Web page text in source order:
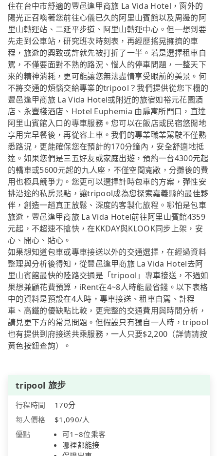
住在台中市舒適的豐邑逢甲商旅 La Vida Hotel，窗外的
陽光正召喚著您前往心儀已久的阿里山賓館以及周邊的阿
里山轉運站、二延平步道、阿里山轉運中心。但一想到要
先走到公車站，研究班次時刻表，再經歷搖晃擁擠的車
程，旅遊的興致或許就先被打折了一半。若是選擇租車自
駕，不僅要面對不熟的路況、惱人的停車問題，一整天下
來的精神消耗，更可能讓您無法盡情享受眼前的美景。何
不將交通的煩惱交給專業的tripool？我們提供從您下榻的
豐邑逢甲商旅 La Vida Hotel或附近的旅宿如裕元花園酒
店、永豐棧酒店、Hotel Euphemia 由扉寓所門口，直達
阿里山賓館入口的專車服務。您可以在飯店或民宿悠閒地
享用完早餐後，再從容上車。我們的專業職業駕駛不僅熟
悉路況，更能確保您在預計的170分鐘內，安全舒適地抵
達。如果您們是三五好友或家庭出遊，預約一台4300元起
的轎車或5600元起的九人座，不僅空間寬敞，分攤後的費
用也極具競爭力。您更可以選擇計時包車的方案，彈性安
排沿途的私房景點，讓tripool成為您探索嘉義縣的最佳夥
伴，創造一趟真正放鬆、深度的客製化旅程。哪怕是包車
旅遊，豐邑逢甲商旅 La Vida Hotel前往阿里山賓館4359
元起，不超速不搶快，在KKDAY與KLOOK同步上架，安
心、開心、貼心。
如果想知道包車或專車接送以外的交通選擇，在經過資料
整理與分析後得知，從豐邑逢甲商旅 La Vida Hotel去阿
里山賓館最快的陸路交通是「tripool」專車接送，不過如
果想兼顧花費預算，iRent在4~8人時能最省錢。以下表格
中的資料是預設在4人時，專車接送、租車自駕、計程
車、高鐵的優缺點比較，更完整的交通費用與時間分析，
請見更下方的常見問題。但假設只有獨自一人時，tripool
也有提供到府接送共乘服務，一人只要$2,200（詳情請按
黃色按鈕查詢）。
tripool 旅步
行程時間
170分
每人價格
$1,090/人
優點
可1~8位乘客
哪裡都能接